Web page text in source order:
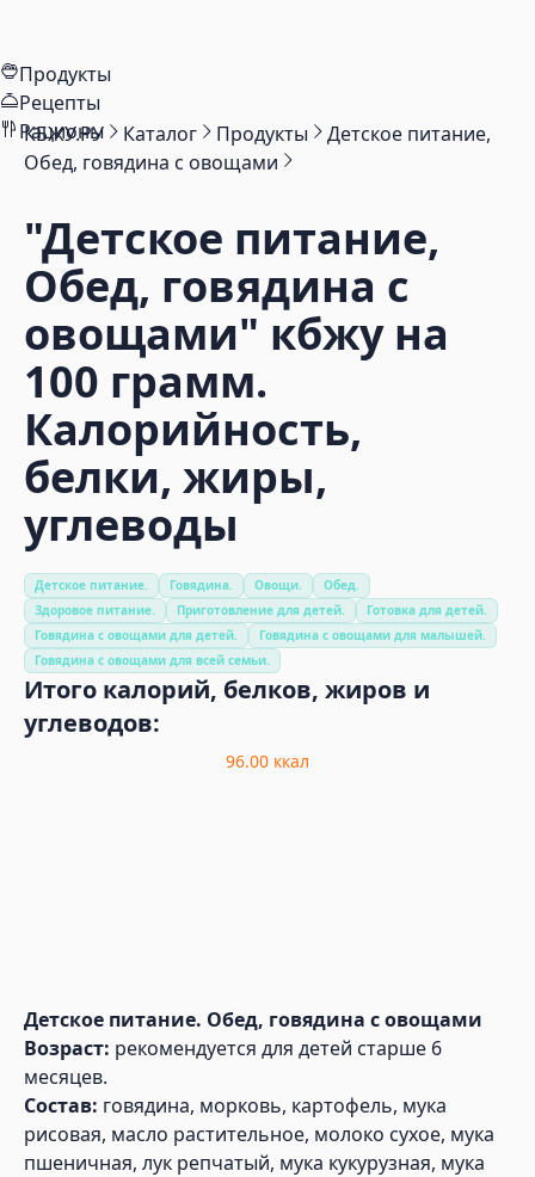
Продукты
Рецепты
Рационы
КБЖУ.РУ Каталог Продукты
Детское питание,
Обед, говядина с овощами
"Детское питание,
Обед, говядина с
овощами" кбжу на
100 грамм.
Калорийность,
белки, жиры,
углеводы
Детское питание. Говядина. Овощи.
Обед.
Здоровое питание.
Приготовление для детей.
Готовка для детей.
Говядина с овощами для детей.
Говядина с овощами для малышей.
Говядина с овощами для всей семьи.
Итого калорий, белков, жиров и
углеводов:
96.00 ккал
Детское питание. Обед, говядина с овощами
Возраст: рекомендуется для детей старше 6
месяцев.
Состав: говядина, морковь, картофель, мука
рисовая, масло растительное, молоко сухое, мука
пшеничная, лук репчатый, мука кукурузная, мука